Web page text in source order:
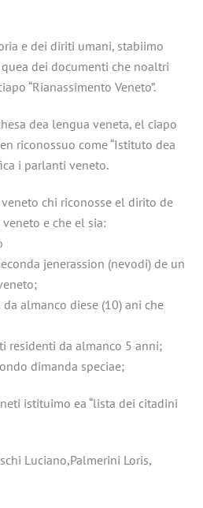
e dei diriti umani, stabiimo
dei documenti che noaltri
“Rianassimento Veneto”.
dea lengua veneta, el ciapo
riconossuo come “Istituto dea
i parlanti veneto.
chi riconosse el dirito de
e che el sia:
jenerassion (nevodi) de un
almanco diese (10) ani che
residenti da almanco 5 anni;
dimanda speciae;
istituimo ea “lista dei citadini
Luciano,Palmerini Loris,